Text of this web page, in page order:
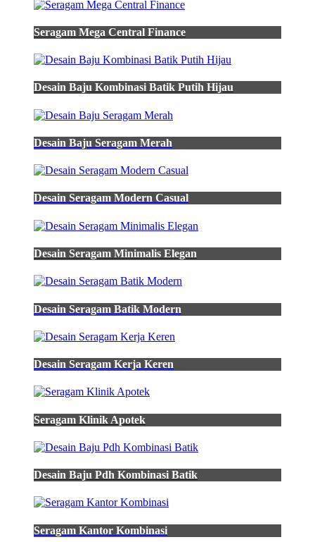
Seragam Mega Central Finance
Desain Baju Kombinasi Batik Putih Hijau
Desain Baju Seragam Merah
Desain Seragam Modern Casual
Desain Seragam Minimalis Elegan
Desain Seragam Batik Modern
Desain Seragam Kerja Keren
Seragam Klinik Apotek
Desain Baju Pdh Kombinasi Batik
Seragam Kantor Kombinasi